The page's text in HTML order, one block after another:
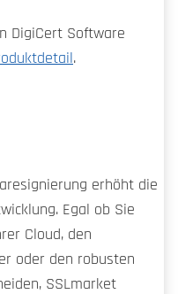
DigiCert Software
.
erhöht die
Egal ob Sie
Cloud, den
oder den robusten
SSLmarket